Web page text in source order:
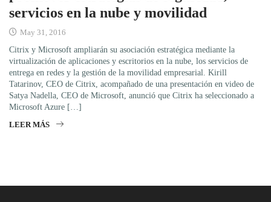
servicios en la nube y movilidad
May 31, 2016
Citrix y Microsoft ampliarán su asociación estratégica mediante la
virtualización de aplicaciones y escritorios en la nube, los servicios de
entrega en redes y la gestión de la movilidad empresarial. Kirill
Tatarinov, CEO de Citrix, acompañado de una presentación en video de
Satya Nadella, CEO de Microsoft, anunció que Citrix ha seleccionado a
Microsoft Azure […]
LEER MÁS